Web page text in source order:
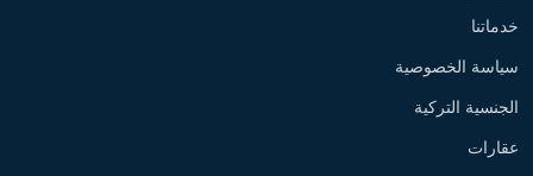
خدماتنا
سياسة الخصوصية
الجنسية التركية
عقارات